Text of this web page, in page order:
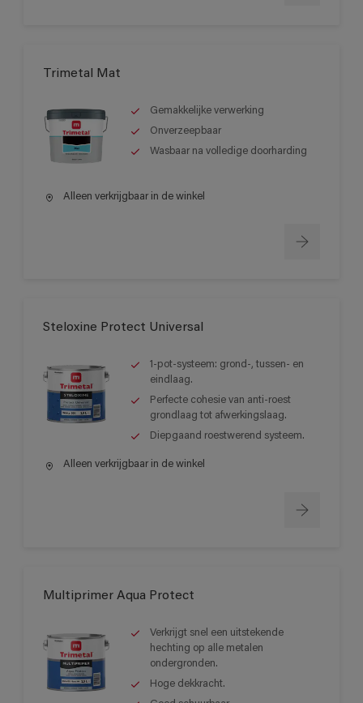
Trimetal Mat
Gemakkelijke verwerking
Onverzeepbaar
Wasbaar na volledige doorharding
Alleen verkrijgbaar in de winkel
Steloxine Protect Universal
1-pot-systeem: grond-, tussen- en
eindlaag.
Perfecte cohesie van anti-roest
grondlaag tot afwerkingslaag.
Diepgaand roestwerend systeem.
Alleen verkrijgbaar in de winkel
Multiprimer Aqua Protect
Verkrijgt snel een uitstekende
hechting op alle metalen
ondergronden.
Hoge dekkracht.